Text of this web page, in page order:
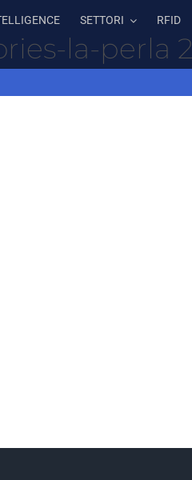
SETTORI RFID
la-perla 2